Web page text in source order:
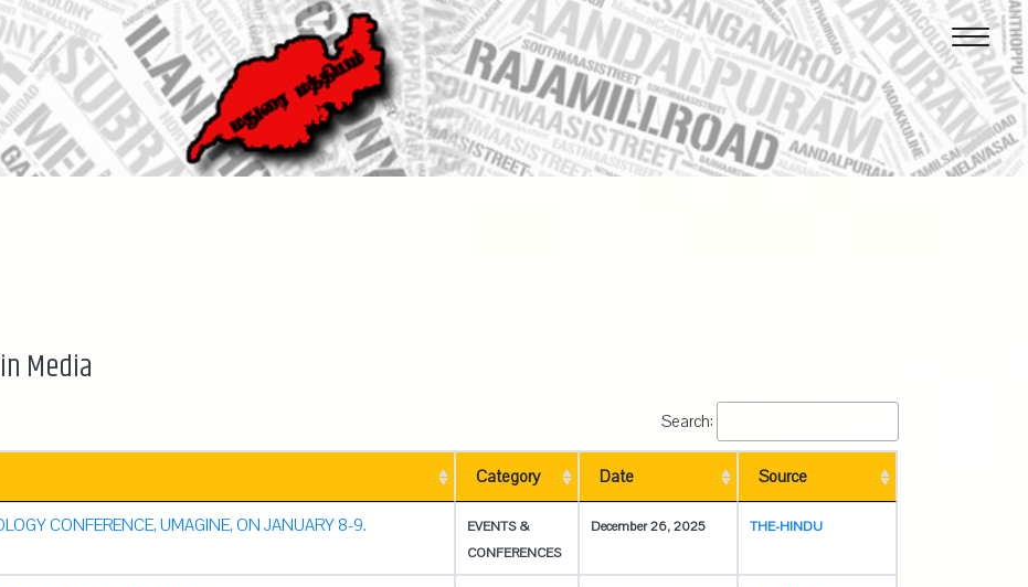
Media
Search:
Category Date Source
CONFERENCE, UMAGINE, ON JANUARY 8-9.
EVENTS &
CONFERENCES
December 26, 2025 THE-HINDU